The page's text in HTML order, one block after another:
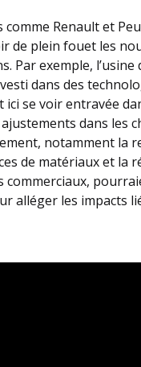
comme Renault et
de plein fouet les
Par exemple, l’usine
dans des
se voir entravée
dans les
notamment la
de matériaux et la
commerciaux,
alléger les impacts